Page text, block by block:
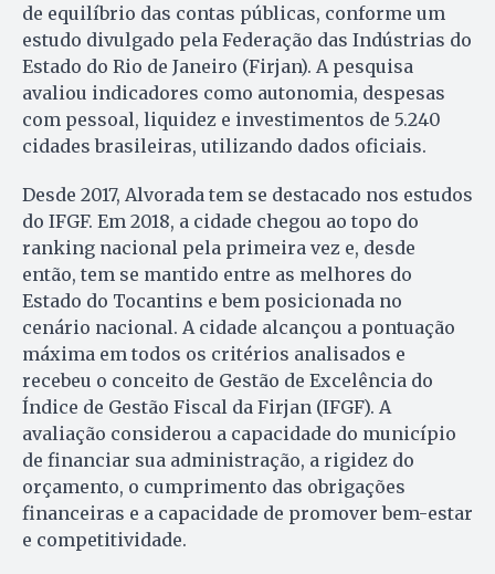
de equilíbrio das contas públicas, conforme um
estudo divulgado pela Federação das Indústrias do
Estado do Rio de Janeiro (Firjan). A pesquisa
avaliou indicadores como autonomia, despesas
com pessoal, liquidez e investimentos de 5.240
cidades brasileiras, utilizando dados oficiais.
Desde 2017, Alvorada tem se destacado nos estudos
do IFGF. Em 2018, a cidade chegou ao topo do
ranking nacional pela primeira vez e, desde
então, tem se mantido entre as melhores do
Estado do Tocantins e bem posicionada no
cenário nacional. A cidade alcançou a pontuação
máxima em todos os critérios analisados e
recebeu o conceito de Gestão de Excelência do
Índice de Gestão Fiscal da Firjan (IFGF). A
avaliação considerou a capacidade do município
de financiar sua administração, a rigidez do
orçamento, o cumprimento das obrigações
financeiras e a capacidade de promover bem-estar
e competitividade.